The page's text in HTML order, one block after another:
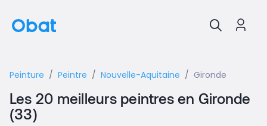
Peinture Peintre Nouvelle-Aquitaine Gironde
Les 20 meilleurs peintres en Gironde
(33)